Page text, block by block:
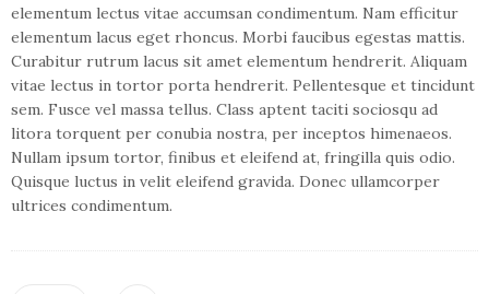
elementum lectus vitae accumsan condimentum. Nam efficitur
elementum lacus eget rhoncus. Morbi faucibus egestas mattis.
Curabitur rutrum lacus sit amet elementum hendrerit. Aliquam
vitae lectus in tortor porta hendrerit. Pellentesque et tincidunt
sem. Fusce vel massa tellus. Class aptent taciti sociosqu ad
litora torquent per conubia nostra, per inceptos himenaeos.
Nullam ipsum tortor, finibus et eleifend at, fringilla quis odio.
Quisque luctus in velit eleifend gravida. Donec ullamcorper
ultrices condimentum.